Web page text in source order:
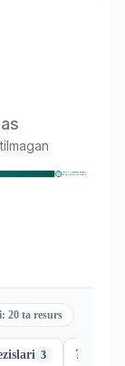
20 ta resurs
3 ??